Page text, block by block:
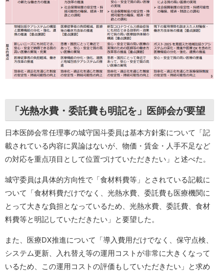
「光熱水費・委託費も明記を」医師会が要望
日本医師会常任理事の城守国斗委員は基本方針案について「記
載されている内容に異論はないが、物価・賃金・人手不足など
の対応を重点項目として位置づけていただきたい」と述べた。
城守委員は具体的方向性で「食材料費等」とされている記載に
ついて「食材料費だけでなく、光熱水費、委託費も医療機関に
とって大きな負担となっているため、光熱水費、委託費、食材
料費等と明記していただきたい」と要望した。
また、医療DX推進について「導入費用だけでなく、保守点検、
システム更新、入れ替え等の運用コストが非常に大きくなって
いるため、この運用コストの評価もしていただきたい」と求め